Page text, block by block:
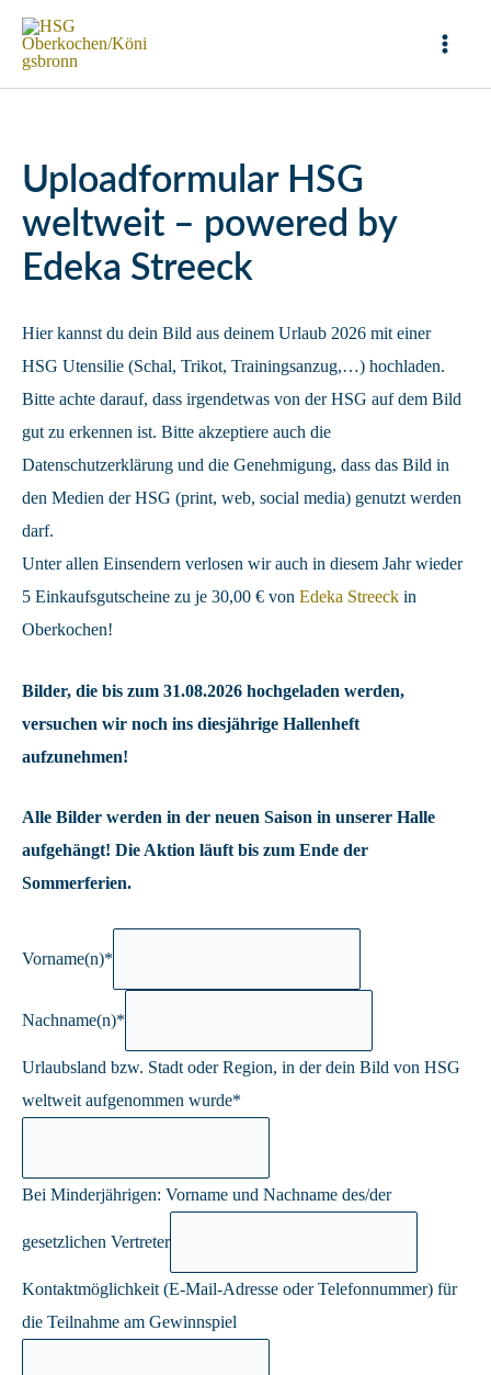
Zum
Inhalt
Uploadformular HSG
weltweit – powered by
Edeka Streeck
Hier kannst du dein Bild aus deinem Urlaub 2026 mit einer
HSG Utensilie (Schal, Trikot, Trainingsanzug,…) hochladen.
Bitte achte darauf, dass irgendetwas von der HSG auf dem Bild
gut zu erkennen ist. Bitte akzeptiere auch die
Datenschutzerklärung und die Genehmigung, dass das Bild in
den Medien der HSG (print, web, social media) genutzt werden
darf.
Unter allen Einsendern verlosen wir auch in diesem Jahr wieder
5 Einkaufsgutscheine zu je 30,00 € von Edeka Streeck in
Oberkochen!
Bilder, die bis zum 31.08.2026 hochgeladen werden,
versuchen wir noch ins diesjährige Hallenheft
aufzunehmen!
Alle Bilder werden in der neuen Saison in unserer Halle
aufgehängt! Die Aktion läuft bis zum Ende der
Sommerferien.
Vorname(n)*
Nachname(n)*
Urlaubsland bzw. Stadt oder Region, in der dein Bild von HSG
weltweit aufgenommen wurde*
Bei Minderjährigen: Vorname und Nachname des/der
gesetzlichen Vertreter
Kontaktmöglichkeit (E-Mail-Adresse oder Telefonnummer) für
die Teilnahme am Gewinnspiel